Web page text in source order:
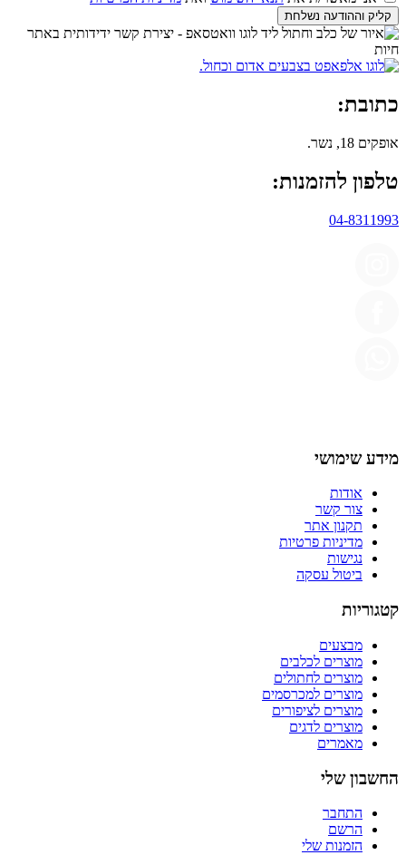
קליק וההודעה נשלחת
כתובת:
אופקים 18, נשר.
טלפון להזמנות:
04-8311993
מידע שימושי
אודות
צור קשר
תקנון אתר
מדיניות פרטיות
נגישות
ביטול עסקה
קטגוריות
מבצעים
מוצרים לכלבים
מוצרים לחתולים
מוצרים למכרסמים
מוצרים לציפורים
מוצרים לדגים
מאמרים
החשבון שלי
התחבר
הרשם
הזמנות שלי